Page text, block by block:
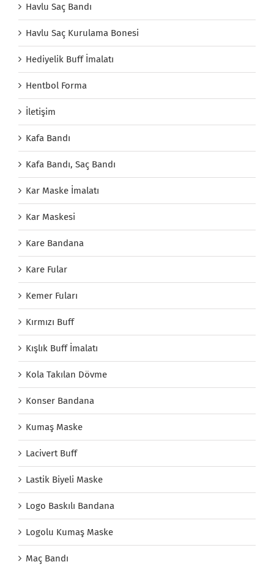
Havlu Saç Bandı
Havlu Saç Kurulama Bonesi
Hediyelik Buff İmalatı
Hentbol Forma
İletişim
Kafa Bandı
Kafa Bandı, Saç Bandı
Kar Maske İmalatı
Kar Maskesi
Kare Bandana
Kare Fular
Kemer Fuları
Kırmızı Buff
Kışlık Buff İmalatı
Kola Takılan Dövme
Konser Bandana
Kumaş Maske
Lacivert Buff
Lastik Biyeli Maske
Logo Baskılı Bandana
Logolu Kumaş Maske
Maç Bandı